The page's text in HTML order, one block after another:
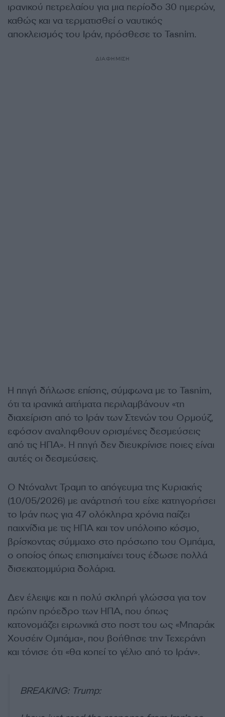
ιρανικού πετρελαίου για μια περίοδο 30 ημερών,
καθώς και να τερματισθεί ο ναυτικός
αποκλεισμός του Ιράν, πρόσθεσε το Tasnim.
ΔΙΑΦΗΜΙΣΗ
Η πηγή δήλωσε επίσης, σύμφωνα με το Tasnim,
ότι τα ιρανικά αιτήματα περιλαμβάνουν «τη
διαχείριση από το Ιράν των Στενών του Ορμούζ,
εφόσον αναληφθουν ορισμένες δεσμεύσεις
από τις ΗΠΑ». Η πηγή δεν διευκρίνισε ποιες είναι
αυτές οι δεσμεύσεις.
Ο Ντόναλντ Τραμπ το απόγευμα της Κυριακής
(10/05/2026) με ανάρτησή του είχε κατηγορήσει
το Ιράν πως για 47 ολόκληρα χρόνια παίζει
παιχνίδια με τις ΗΠΑ και τον υπόλοιπο κόσμο,
βρίσκοντας σύμμαχο στο πρόσωπο του Ομπάμα,
ο οποίος όπως επισημαίνει τους έδωσε πολλά
δισεκατομμύρια δολάρια.
Δεν έλειψε και η πολύ σκληρή γλώσσα για τον
πρώην πρόεδρο των ΗΠΑ, που όπως
κατονομάζει ειρωνικά στο ποστ του ως «Μπαράκ
Χουσέιν Ομπάμα», που βοήθησε την Τεχεράνη
και τόνισε ότι «θα κοπεί το γέλιο από το Ιράν».
BREAKING: Trump: